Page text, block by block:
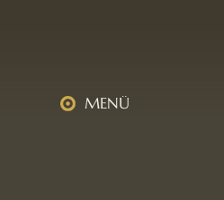
MENÜ